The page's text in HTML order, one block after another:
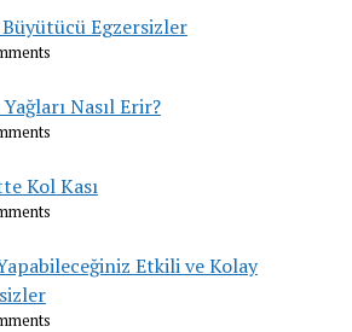
Egzersizler
Nasıl Erir?
Kol Kası
Etkili ve Kolay